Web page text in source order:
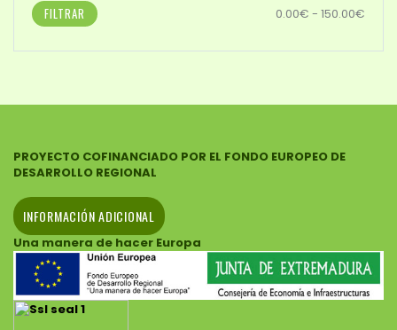
FILTRAR 0.00€ - 150.00€
PROYECTO COFINANCIADO POR EL FONDO EUROPEO DE
DESARROLLO REGIONAL
INFORMACIÓN ADICIONAL
Una manera de hacer Europa